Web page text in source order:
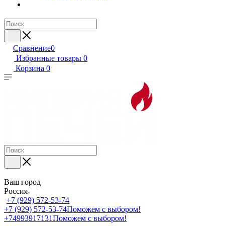
Сравнение0
Избранные товары 0
Корзина 0
Ваш город
Россия
+7 (929) 572-53-74
+7 (929) 572-53-74Поможем с выбором!
+74993917131Поможем с выбором!